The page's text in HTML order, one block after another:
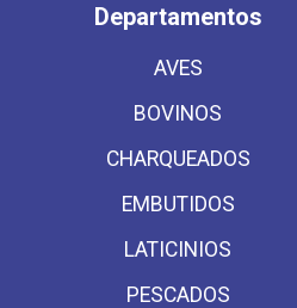
Departamentos
AVES
BOVINOS
CHARQUEADOS
EMBUTIDOS
LATICINIOS
PESCADOS